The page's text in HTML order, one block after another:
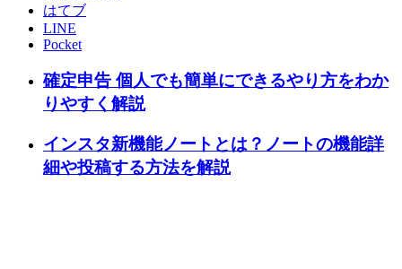
はてブ
LINE
Pocket
確定申告 個人でも簡単にできるやり方をわか
りやすく解説
インスタ新機能ノートとは？ノートの機能詳
細や投稿する方法を解説